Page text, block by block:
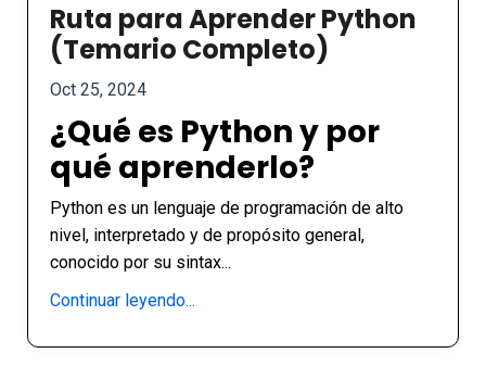
Ruta para Aprender Python
(Temario Completo)
Oct 25, 2024
¿Qué es Python y por
qué aprenderlo?
Python es un lenguaje de programación de alto
nivel, interpretado y de propósito general,
conocido por su sintax...
Continuar leyendo...